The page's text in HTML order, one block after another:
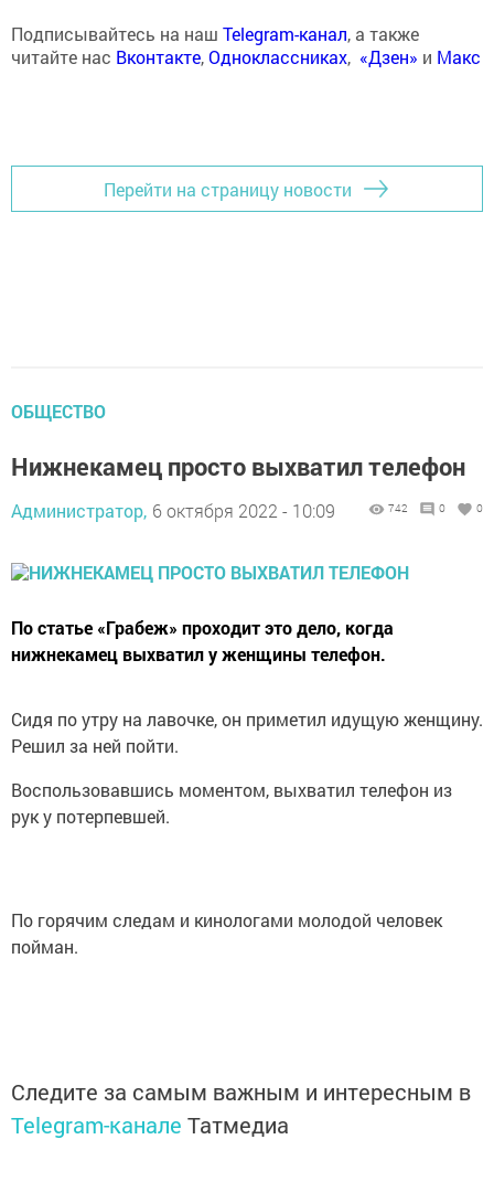
Подписывайтесь на наш Telegram-канал, а также
читайте нас Вконтакте,Одноклассниках, «Дзен» и Макс
Перейти на страницу новости
ОБЩЕСТВО
Нижнекамец просто выхватил телефон
Администратор, 6 октября 2022 - 10:09 742 0 0
По статье «Грабеж» проходит это дело, когда
нижнекамец выхватил у женщины телефон.
Сидя по утру на лавочке, он приметил идущую женщину.
Решил за ней пойти.
Воспользовавшись моментом, выхватил телефон из
рук у потерпевшей.
По горячим следам и кинологами молодой человек
пойман.
Следите за самым важным и интересным в
Telegram-канале Татмедиа